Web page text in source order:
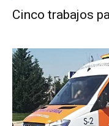
Cinco trabajos